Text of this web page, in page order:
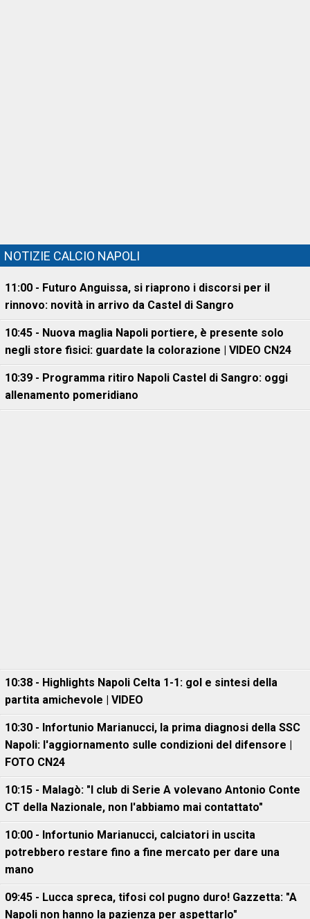
NOTIZIE CALCIO NAPOLI
11:00 - Futuro Anguissa, si riaprono i discorsi per il
rinnovo: novità in arrivo da Castel di Sangro
10:45 - Nuova maglia Napoli portiere, è presente solo
negli store fisici: guardate la colorazione | VIDEO CN24
10:39 - Programma ritiro Napoli Castel di Sangro: oggi
allenamento pomeridiano
10:38 - Highlights Napoli Celta 1-1: gol e sintesi della
partita amichevole | VIDEO
10:30 - Infortunio Marianucci, la prima diagnosi della SSC
Napoli: l'aggiornamento sulle condizioni del difensore |
FOTO CN24
10:15 - Malagò: "I club di Serie A volevano Antonio Conte
CT della Nazionale, non l'abbiamo mai contattato"
10:00 - Infortunio Marianucci, calciatori in uscita
potrebbero restare fino a fine mercato per dare una
mano
09:45 - Lucca spreca, tifosi col pugno duro! Gazzetta: "A
Napoli non hanno la pazienza per aspettarlo"